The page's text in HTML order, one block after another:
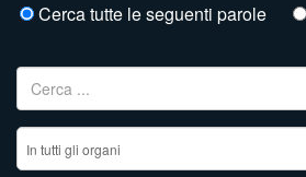
Cerca tutte le seguenti parole
Ricerca per: